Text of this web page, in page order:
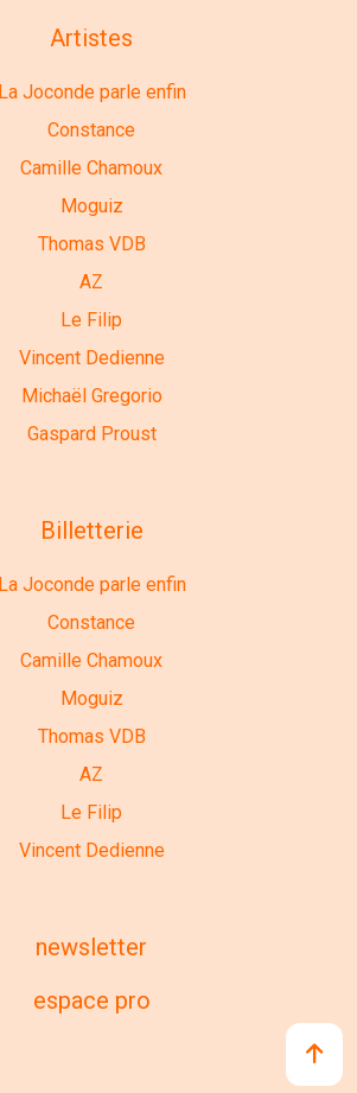
Artistes
La Joconde parle enfin
Constance
Camille Chamoux
Moguiz
Thomas VDB
AZ
Le Filip
Vincent Dedienne
Michaël Gregorio
Gaspard Proust
Billetterie
La Joconde parle enfin
Constance
Camille Chamoux
Moguiz
Thomas VDB
AZ
Le Filip
Vincent Dedienne
newsletter
espace pro